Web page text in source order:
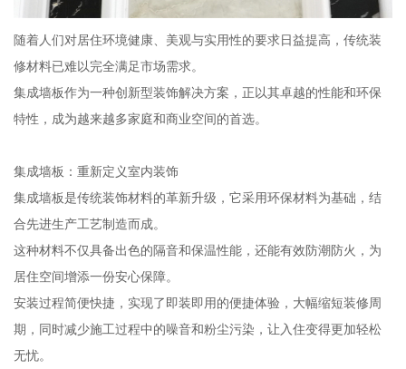
随着人们对居住环境健康、美观与实用性的要求日益提高，传统装
修材料已难以完全满足市场需求。
集成墙板作为一种创新型装饰解决方案，正以其卓越的性能和环保
特性，成为越来越多家庭和商业空间的首选。
集成墙板：重新定义室内装饰
集成墙板是传统装饰材料的革新升级，它采用环保材料为基础，结
合先进生产工艺制造而成。
这种材料不仅具备出色的隔音和保温性能，还能有效防潮防火，为
居住空间增添一份安心保障。
安装过程简便快捷，实现了即装即用的便捷体验，大幅缩短装修周
期，同时减少施工过程中的噪音和粉尘污染，让入住变得更加轻松
无忧。